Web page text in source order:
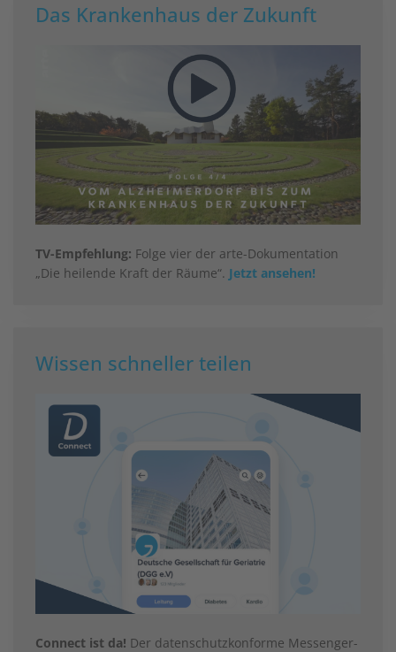
Das Krankenhaus der Zukunft
TV-Empfehlung: Folge vier der arte-Dokumentation
„Die heilende Kraft der Räume“. Jetzt ansehen!
Wissen schneller teilen
Connect ist da! Der datenschutzkonforme Messenger-